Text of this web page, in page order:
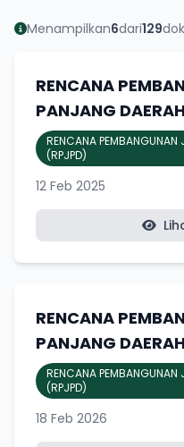
Menampilkan6dari129
RENCANA
PANJANG
RENCANA PEMBANGUNAN
(RPJPD)
12 Feb 2025
RENCANA
PANJANG
RENCANA PEMBANGUNAN
(RPJPD)
18 Feb 2026